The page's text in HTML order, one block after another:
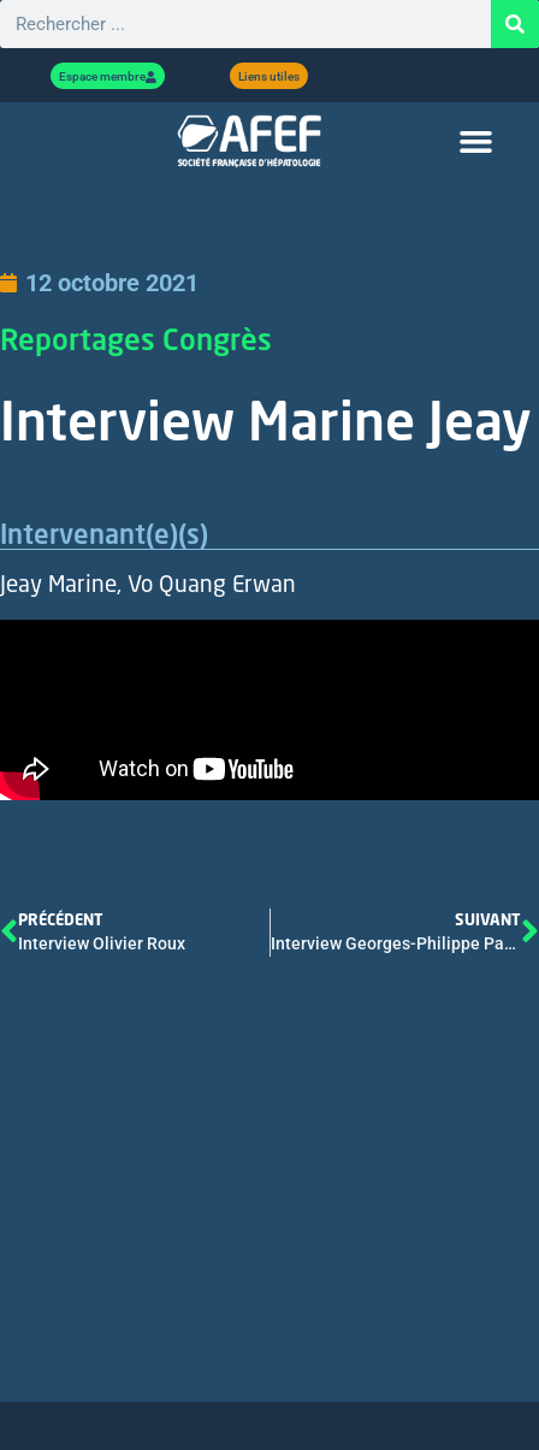
Espace membre Liens utiles
12 octobre 2021
Reportages Congrès
Interview Marine Jeay
Intervenant(e)(s)
Jeay Marine, Vo Quang Erwan
PRÉCÉDENT
Interview Olivier Roux
SUIVANT
Interview Georges-Philippe Pageaux